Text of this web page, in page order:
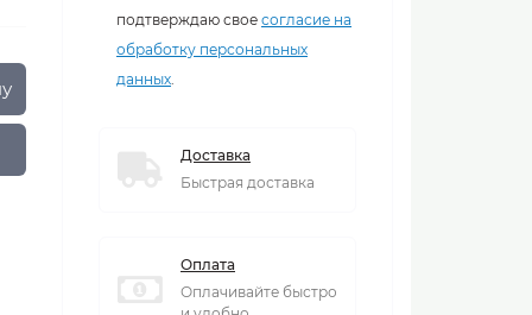
подтверждаю свое согласие на
обработку персональных
данных.
Доставка
Быстрая доставка
Оплата
Оплачивайте быстро